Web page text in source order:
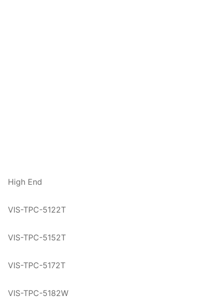
High End
VIS-TPC-5122T
VIS-TPC-5152T
VIS-TPC-5172T
VIS-TPC-5182W